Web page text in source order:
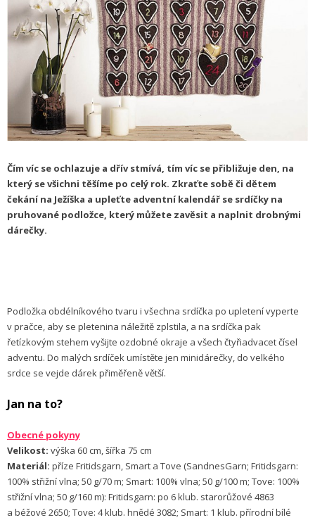
Čím víc se ochlazuje a dřív stmívá, tím víc se přibližuje den, na
který se všichni těšíme po celý rok. Zkraťte sobě či dětem
čekání na Ježíška a upleťte adventní kalendář se srdíčky na
pruhované podložce, který můžete zavěsit a naplnit drobnými
dárečky.
Podložka obdélníkového tvaru i všechna srdíčka po upletení vyperte
v pračce, aby se pletenina náležitě zplstila, a na srdíčka pak
řetízkovým stehem vyšijte ozdobné okraje a všech čtyřiadvacet čísel
adventu. Do malých srdíček umístěte jen minidárečky, do velkého
srdce se vejde dárek přiměřeně větší.
Jan na to?
Obecné pokyny
Velikost: výška 60 cm, šířka 75 cm
Materiál: příze Fritidsgarn, Smart a Tove (SandnesGarn; Fritidsgarn:
100% střižní vlna; 50 g/70 m; Smart: 100% vlna; 50 g/100 m; Tove: 100%
střižní vlna; 50 g/160 m): Fritidsgarn: po 6 klub. starorůžové 4863
a béžové 2650; Tove: 4 klub. hnědé 3082; Smart: 1 klub. přírodní bílé